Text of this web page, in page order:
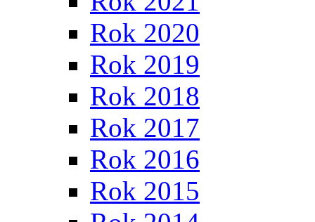
Rok 2020
Rok 2019
Rok 2018
Rok 2017
Rok 2016
Rok 2015